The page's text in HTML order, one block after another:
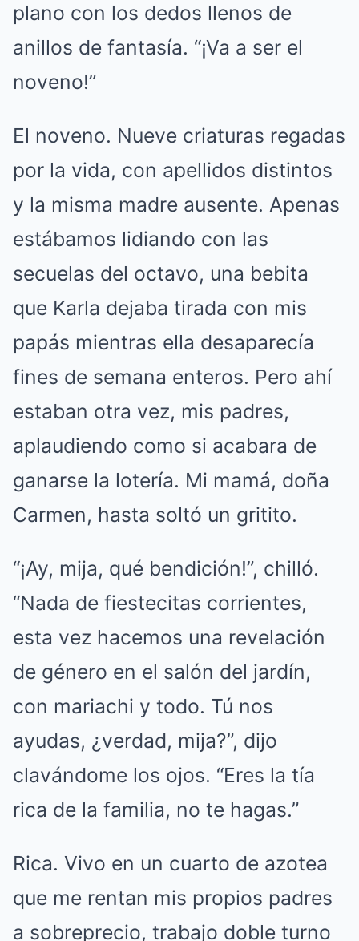
plano con los dedos llenos de
anillos de fantasía. “¡Va a ser el
noveno!”
El noveno. Nueve criaturas regadas
por la vida, con apellidos distintos
y la misma madre ausente. Apenas
estábamos lidiando con las
secuelas del octavo, una bebita
que Karla dejaba tirada con mis
papás mientras ella desaparecía
fines de semana enteros. Pero ahí
estaban otra vez, mis padres,
aplaudiendo como si acabara de
ganarse la lotería. Mi mamá, doña
Carmen, hasta soltó un gritito.
“¡Ay, mija, qué bendición!”, chilló.
“Nada de fiestecitas corrientes,
esta vez hacemos una revelación
de género en el salón del jardín,
con mariachi y todo. Tú nos
ayudas, ¿verdad, mija?”, dijo
clavándome los ojos. “Eres la tía
rica de la familia, no te hagas.”
Rica. Vivo en un cuarto de azotea
que me rentan mis propios padres
a sobreprecio, trabajo doble turno